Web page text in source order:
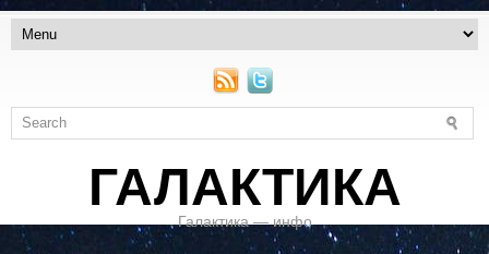
ГАЛАКТИКА
Галактика — инфо